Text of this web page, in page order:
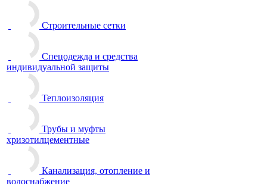
Строительные сетки
Спецодежда и средства
индивидуальной защиты
Теплоизоляция
Трубы и муфты
хризотилцементные
Канализация, отопление и
водоснабжение